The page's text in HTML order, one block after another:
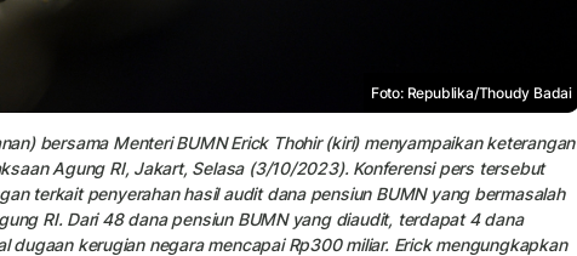
Foto: Republika/Thoudy Badai
bersama Menteri BUMN Erick Thohir (kiri) menyampaikan keterangan
Agung RI, Jakart, Selasa (3/10/2023). Konferensi pers tersebut
terkait penyerahan hasil audit dana pensiun BUMN yang bermasalah
RI. Dari 48 dana pensiun BUMN yang diaudit, terdapat 4 dana
dugaan kerugian negara mencapai Rp300 miliar. Erick mengungkapkan